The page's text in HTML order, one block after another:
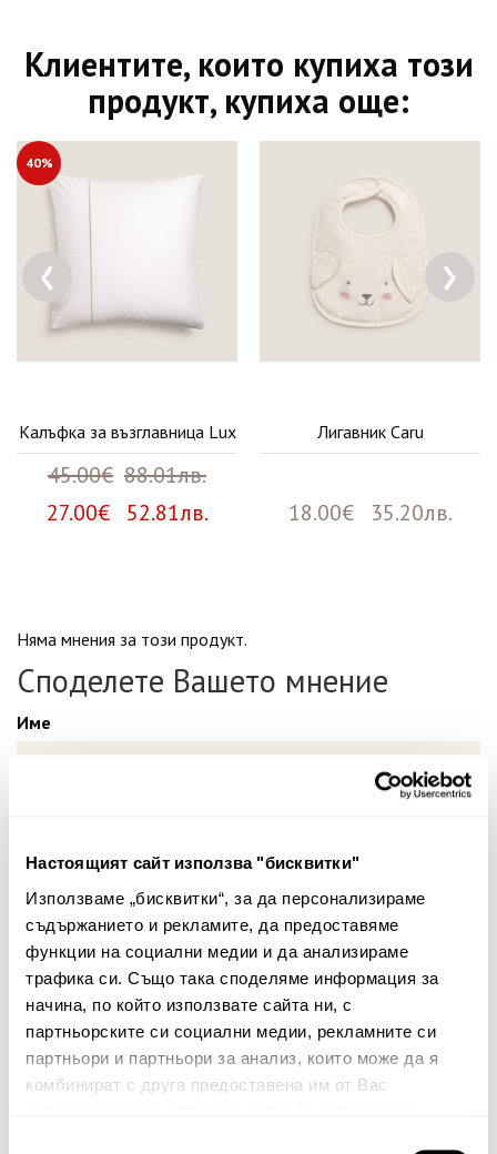
Настоящият сайт използва "бисквитки"
Използваме „бисквитки“, за да персонализираме
съдържанието и рекламите, да предоставяме
функции на социални медии и да анализираме
трафика си. Също така споделяме информация за
начина, по който използвате сайта ни, с
партньорските си социални медии, рекламните си
партньори и партньори за анализ, които може да я
комбинират с друга предоставена им от Вас
Клиентите, които купиха този
продукт, купиха още:
40%
Калъфка за възглавница Lux
45.00€ 88.01лв.
27.00€ 52.81лв.
Лигавник Caru
18.00€ 35.20лв.
‹ ›
Няма мнения за този продукт.
Споделете Вашето мнение
Име
Забележка: HTML не се поддържа!
Оценка:Най-ниска Най-висока